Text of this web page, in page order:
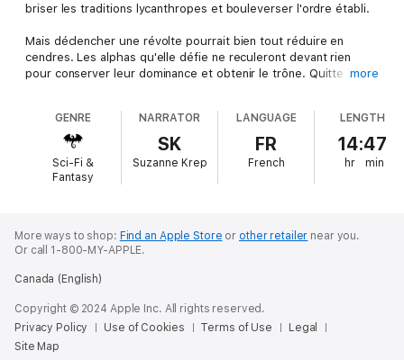
briser les traditions lycanthropes et bouleverser l'ordre établi.
Mais déclencher une révolte pourrait bien tout réduire en
cendres. Les alphas qu'elle défie ne reculeront devant rien
pour conserver leur dominance et obtenir le trône. Quitte à
Entre trahisons, amour impossible et soif de liberté, Nora
pourra-t-elle transformer le royaume sans perdre sa couronne
? Ou devra-t-elle tout sacrifier, y compris son humanité, pour
libérer les siens de l'emprise des alphas dominants ?
more
GENRE
Sci-Fi &
Fantasy
NARRATOR
SK
Suzanne Krep
LANGUAGE
FR
French
LENGTH
14:47
hr min
More ways to shop: Find an Apple Store or other retailer near you.
Or call 1-800-MY-APPLE.
Canada (English)
Copyright © 2024 Apple Inc. All rights reserved.
Privacy Policy
Use of Cookies Terms of Use
Legal
Site Map